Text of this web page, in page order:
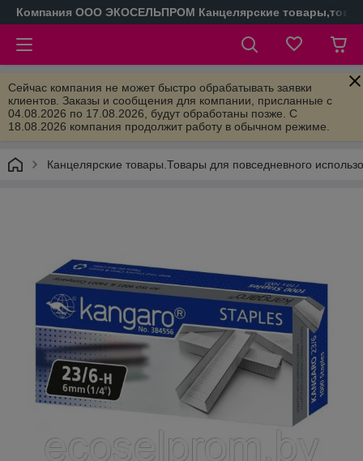
Компания ООО ЭКОСЕЛЬПРОМ Канцелярские
Сейчас компания не может быстро обрабатывать заявки
клиентов. Заказы и сообщения для компании, присланные с
04.08.2026 по 17.08.2026, будут обработаны позже. С
18.08.2026 компания продолжит работу в обычном режиме.
Канцелярские товары.Товары для повседневного